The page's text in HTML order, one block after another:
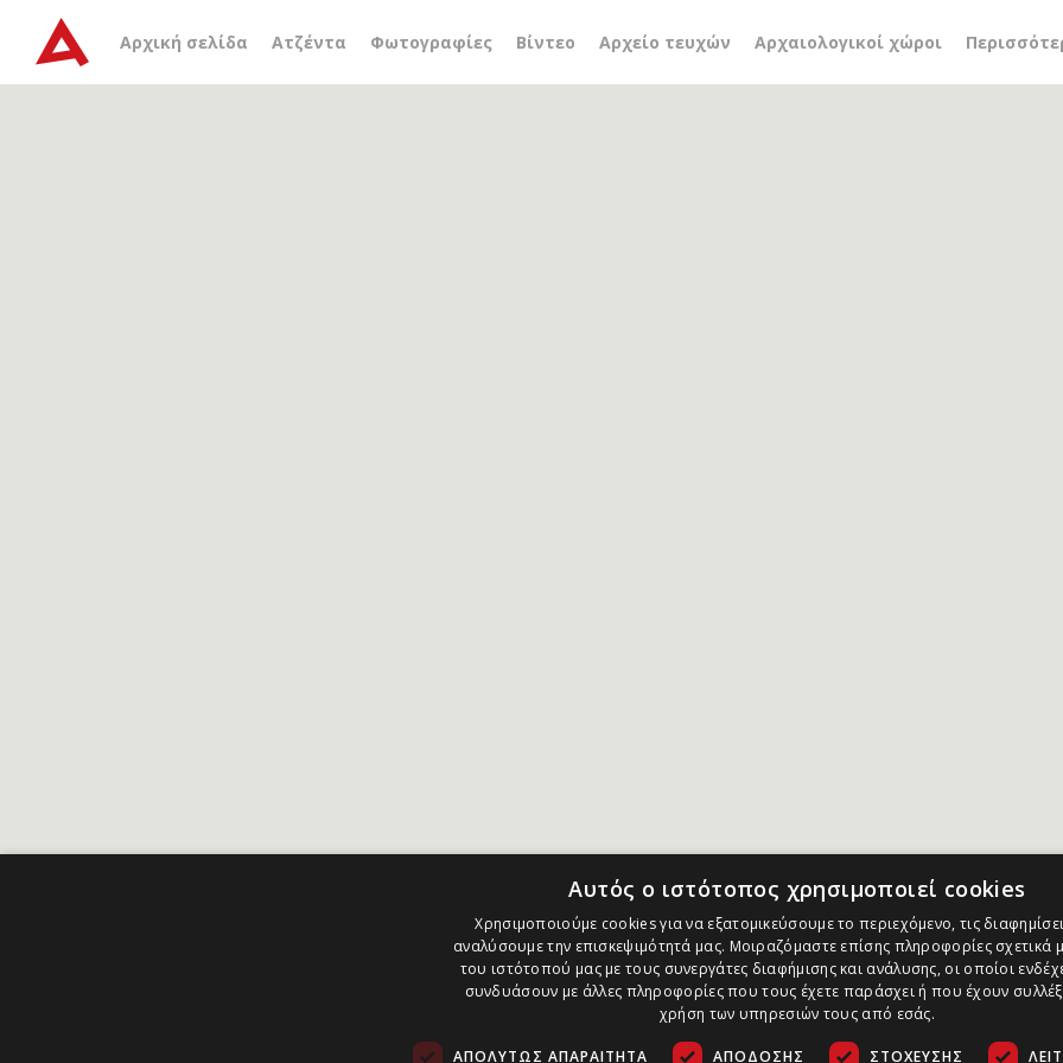
Αρχική σελίδα Ατζέντα Φωτογραφίες Βίντεο Αρχείο τευχών Αρχαιολογικοί χώροι
Αρχείο ετικέτας Σεβαστείο
Αυτός ο ιστότοπος χρησιμοποιεί cookies
Χρησιμοποιούμε cookies για να εξατομικεύσουμε το περιεχόμενο, τις
αναλύσουμε την επισκεψιμότητά μας. Μοιραζόμαστε επίσης πληροφορίες σχετικά
του ιστότοπού μας με τους συνεργάτες διαφήμισης και ανάλυσης, οι οποίοι
συνδυάσουν με άλλες πληροφορίες που τους έχετε παράσχει ή που έχουν
χρήση των υπηρεσιών τους από εσάς.
ΑΠΟΛΎΤΩΣ ΑΠΑΡΑΊΤΗΤΑ ΑΠΌΔΟΣΗΣ ΣΤΌΧΕΥΣΗΣ